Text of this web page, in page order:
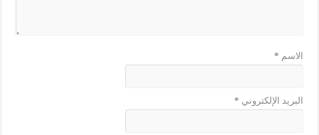
الاسم *
البريد الإلكتروني *